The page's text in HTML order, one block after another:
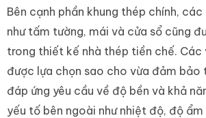
Bên cạnh phần khung thép chính,
như tấm tường, mái và cửa sổ cũng
trong thiết kế nhà thép tiền chế. Các
được lựa chọn sao cho vừa đảm bảo
đáp ứng yêu cầu về độ bền và khả
yếu tố bên ngoài như nhiệt độ, độ